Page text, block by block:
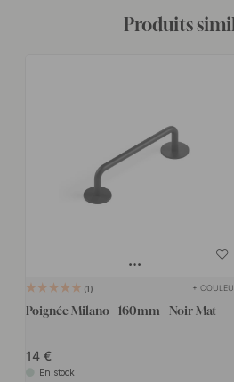
Produits
1 +
Poignée Milano - 160mm - Noir Mat
14
En stock